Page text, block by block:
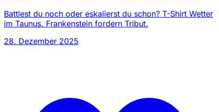
Battlest du noch oder eskalierst du schon? T-Shirt Wetter
im Taunus. Frankenstein fordern Tribut.
28. Dezember 2025